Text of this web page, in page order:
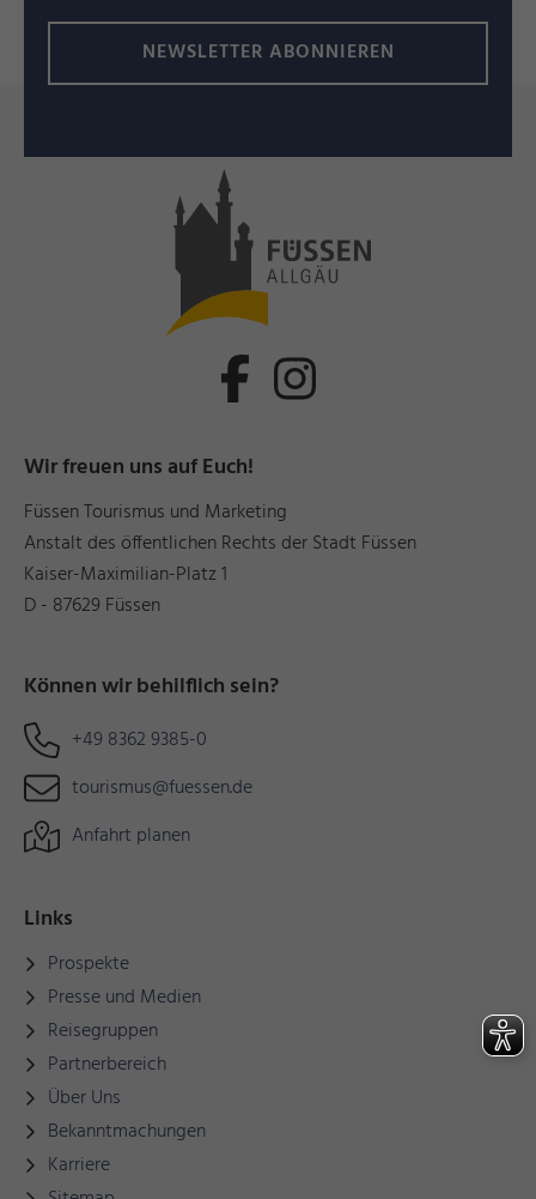
NEWSLETTER ABONNIEREN
Wir freuen uns auf Euch!
Füssen Tourismus und Marketing
Anstalt des öffentlichen Rechts der Stadt Füssen
Kaiser-Maximilian-Platz 1
D - 87629 Füssen
Können wir behilflich sein?
+49 8362 9385-0
tourismus@fuessen.de
Anfahrt planen
Links
Prospekte
Presse und Medien
Reisegruppen
Partnerbereich
Über Uns
Bekanntmachungen
Karriere